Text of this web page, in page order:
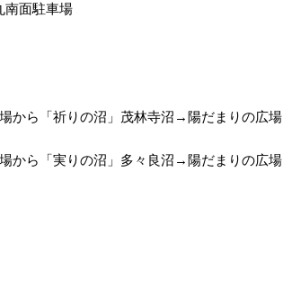
南面駐車場
から「祈りの沼」茂林寺沼→陽だまりの広場
から「実りの沼」多々良沼→陽だまりの広場